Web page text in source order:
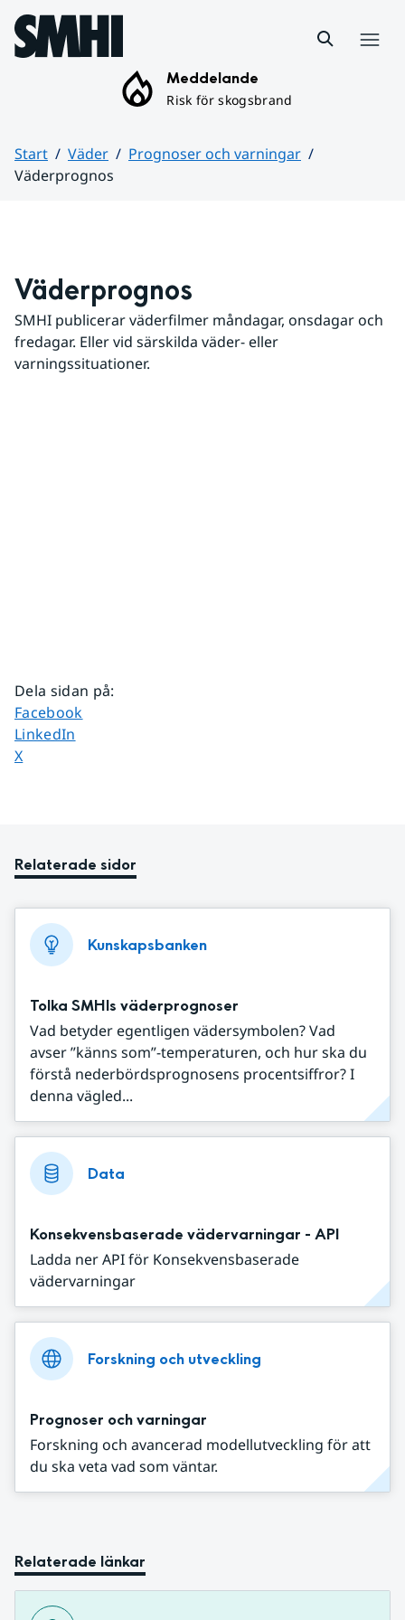
Hoppa till sidans innehåll
Meddelande
Risk för skogsbrand
Start Väder
Prognoser och varningar
Väderprognos
Väderprognos
SMHI publicerar väderfilmer måndagar, onsdagar och
fredagar. Eller vid särskilda väder- eller
varningssituationer.
Dela sidan på:
Dela sidan på
Facebook
Dela sidan på
LinkedIn
Dela sidan på
X
Relaterade sidor
Kunskapsbanken
Tolka SMHIs väderprognoser
Vad betyder egentligen vädersymbolen? Vad
avser ”känns som”-temperaturen, och hur ska du
förstå nederbördsprognosens procentsiffror? I
denna vägled...
Data
Konsekvensbaserade vädervarningar - API
Ladda ner API för Konsekvensbaserade
vädervarningar
Forskning och utveckling
Prognoser och varningar
Forskning och avancerad modellutveckling för att
du ska veta vad som väntar.
Relaterade länkar